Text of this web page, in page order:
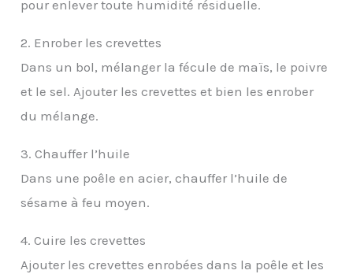
pour enlever toute humidité résiduelle.
2. Enrober les crevettes
Dans un bol, mélanger la fécule de maïs, le poivre
et le sel. Ajouter les crevettes et bien les enrober
du mélange.
3. Chauffer l’huile
Dans une poêle en acier, chauffer l’huile de
sésame à feu moyen.
4. Cuire les crevettes
Ajouter les crevettes enrobées dans la poêle et les